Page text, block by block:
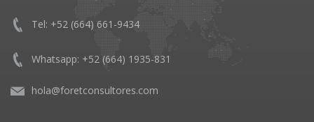
Tel: +52 (664) 661-9434
Whatsapp: +52 (664) 1935-831
hola@foretconsultores.com